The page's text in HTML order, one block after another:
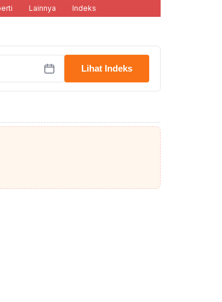
Lainnya Indeks
Lihat Indeks